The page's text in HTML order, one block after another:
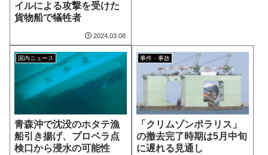
イルによる攻撃を受けた
貨物船で犠牲者
2024.03.08
国内ニュース
青森沖で沈没のホタテ漁
船引き揚げ、プロペラ点
検口から浸水の可能性
事件・事故
「クリムゾンポラリス」
の撤去完了時期は5月中旬
に遅れる見通し